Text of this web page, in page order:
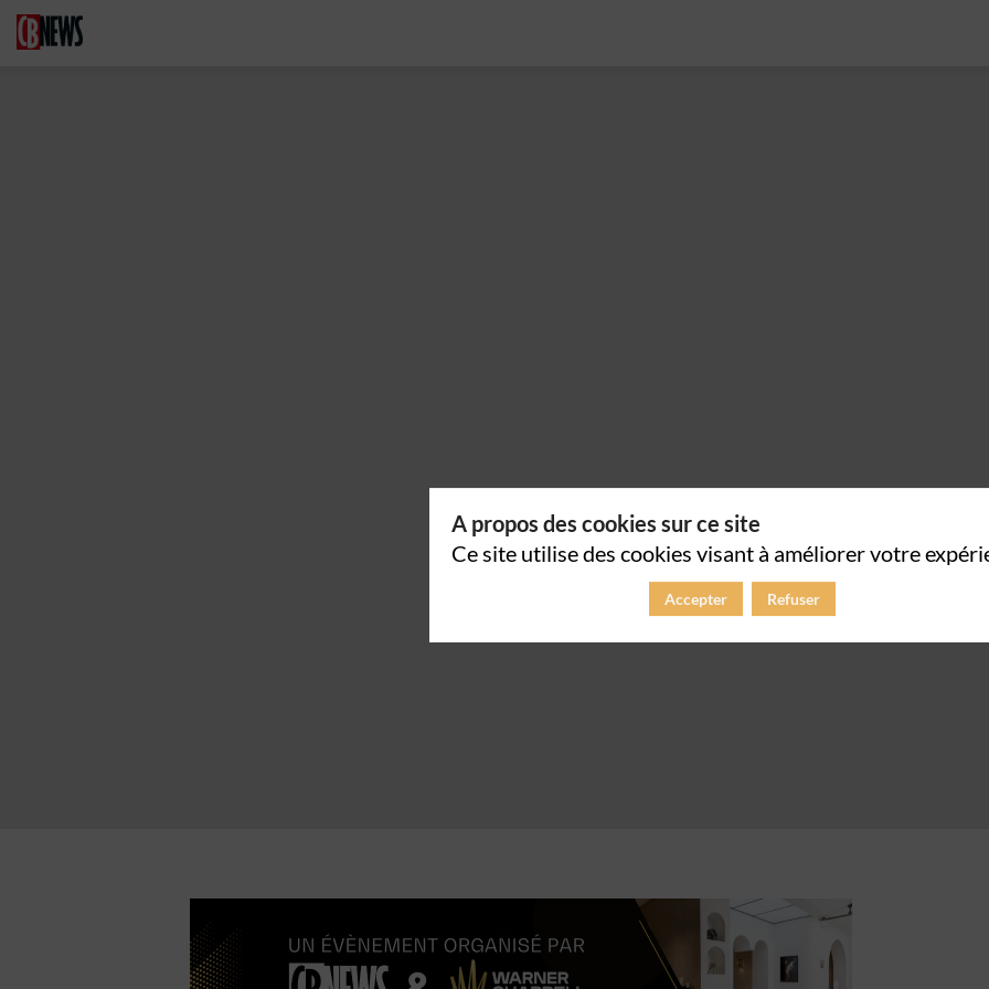
A propos des cookies sur ce site
Ce site utilise des cookies visant à améliorer votre
Accepter Refuser